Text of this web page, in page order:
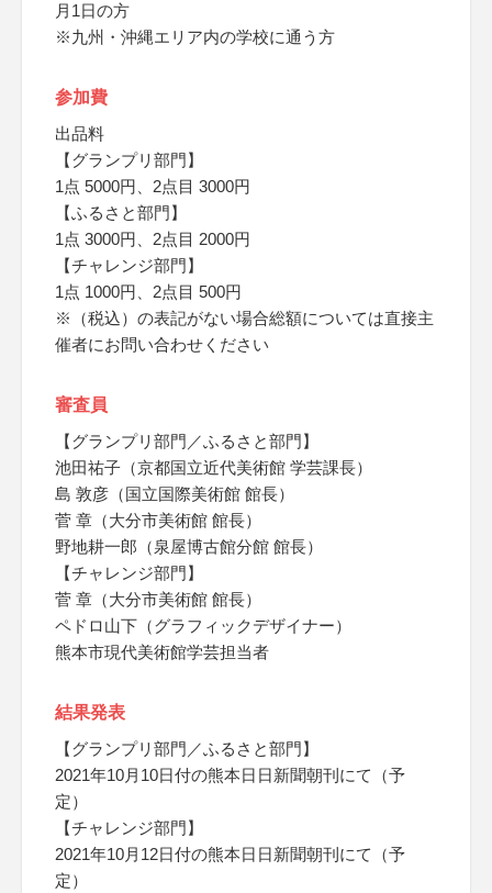
月1日の方
※九州・沖縄エリア内の学校に通う方
参加費
出品料
【グランプリ部門】
1点 5000円、2点目 3000円
【ふるさと部門】
1点 3000円、2点目 2000円
【チャレンジ部門】
1点 1000円、2点目 500円
※（税込）の表記がない場合総額については直接主
催者にお問い合わせください
審査員
【グランプリ部門／ふるさと部門】
池田祐子（京都国立近代美術館 学芸課長）
島 敦彦（国立国際美術館 館長）
菅 章（大分市美術館 館長）
野地耕一郎（泉屋博古館分館 館長）
【チャレンジ部門】
菅 章（大分市美術館 館長）
ペドロ山下（グラフィックデザイナー）
熊本市現代美術館学芸担当者
結果発表
【グランプリ部門／ふるさと部門】
2021年10月10日付の熊本日日新聞朝刊にて（予
定）
【チャレンジ部門】
2021年10月12日付の熊本日日新聞朝刊にて（予
定）